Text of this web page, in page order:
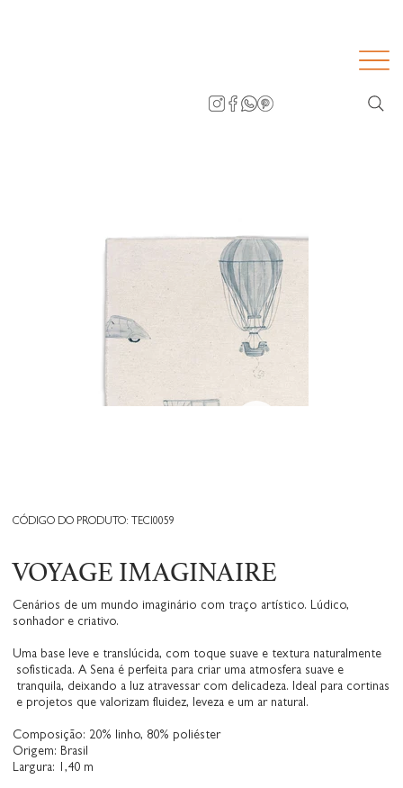
CÓDIGO DO PRODUTO: TECI0059
VOYAGE IMAGINAIRE
Cenários de um mundo imaginário com traço artístico. Lúdico,
sonhador e criativo.
Uma base leve e translúcida, com toque suave e textura naturalmente
sofisticada. A Sena é perfeita para criar uma atmosfera suave e
tranquila, deixando a luz atravessar com delicadeza. Ideal para cortinas
e projetos que valorizam fluidez, leveza e um ar natural.
Composição: 20% linho, 80% poliéster
Origem: Brasil
Largura: 1,40 m